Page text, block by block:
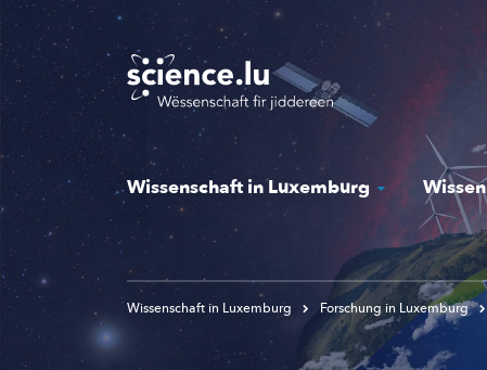
Skip
to
main
content
Wissenschaft in Luxemburg Wissen
Wissenschaft in Luxemburg Forschung in Luxemburg